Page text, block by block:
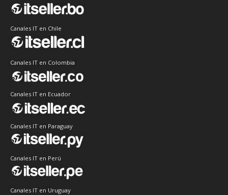
Canales IT en Chile
Canales IT en Colombia
Canales IT en Ecuador
Canales IT en Paraguay
Canales IT en Perú
Canales IT en Uruguay